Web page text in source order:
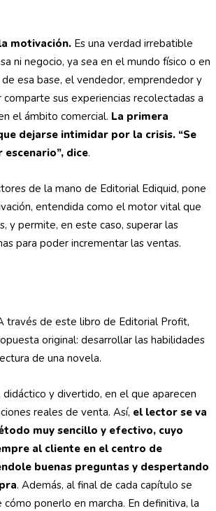
motivación.Es una verdad irrebatible
ni negocio, ya sea en el mundo físico o en
esa base, el vendedor, emprendedor y
sus experiencias recolectadas a
el ámbito comercial. La primera
dejarse intimidar por la crisis. “Se
dice.
de la mano de Editorial Ediquid, pone
entendida como el motor vital que
y permite, en este caso, superar las
para poder incrementar las ventas.
través de este libro de Editorial Profit,
original: desarrollar las habilidades
de una novela.
y divertido, en el que aparecen
reales de venta. Así, el lector se va
muy sencillo y efectivo, cuyo
al cliente en el centro de
buenas preguntas y despertando
. Además, al final de cada capítulo se
ponerlo en marcha. En definitiva, la